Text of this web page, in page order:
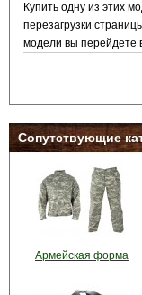
Купить одну из этих
перезагрузки
модели вы перейдете
Сопутствующие
Армейская форма